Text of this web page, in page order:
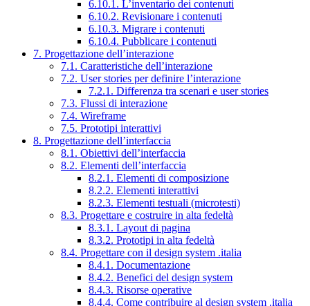
6.10.1. L’inventario dei contenuti
6.10.2. Revisionare i contenuti
6.10.3. Migrare i contenuti
6.10.4. Pubblicare i contenuti
7. Progettazione dell’interazione
7.1. Caratteristiche dell’interazione
7.2. User stories per definire l’interazione
7.2.1. Differenza tra scenari e user stories
7.3. Flussi di interazione
7.4. Wireframe
7.5. Prototipi interattivi
8. Progettazione dell’interfaccia
8.1. Obiettivi dell’interfaccia
8.2. Elementi dell’interfaccia
8.2.1. Elementi di composizione
8.2.2. Elementi interattivi
8.2.3. Elementi testuali (microtesti)
8.3. Progettare e costruire in alta fedeltà
8.3.1. Layout di pagina
8.3.2. Prototipi in alta fedeltà
8.4. Progettare con il design system .italia
8.4.1. Documentazione
8.4.2. Benefici del design system
8.4.3. Risorse operative
8.4.4. Come contribuire al design system .italia